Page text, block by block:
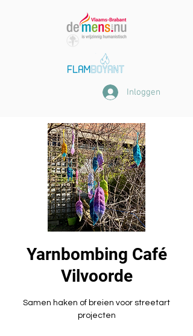
Inloggen
Yarnbombing Café
Vilvoorde
Samen haken of breien voor streetart
projecten